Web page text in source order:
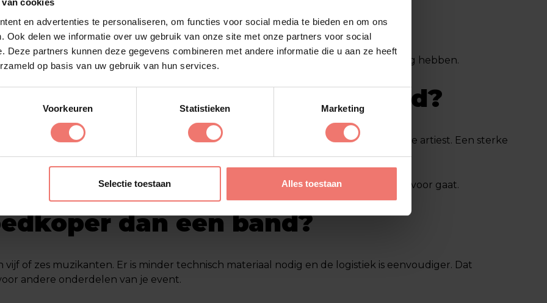
cookies
en advertenties te personaliseren, om functies voor social media te bieden en om ons
Ook delen we informatie over uw gebruik van onze site met onze partners voor social
Deze partners kunnen deze gegevens combineren met andere informatie die u aan ze heeft
op basis van uw gebruik van hun services.
Voorkeuren Statistieken Marketing
Selectie toestaan Alles toestaan
entertainment gewenst is zonder gedoe
mensen om te coördineren. Voor veel organisatoren is dat precies wat ze nodig hebben.
minder goed dan een liveband?
antwoord is: nee, niet per se. De kwaliteit van een tape act staat of valt met de artiest. Een sterke
kan een zaal net zo goed op z'n kop zetten als een volledige band.
het kent. Gewoon de nummers die iedereen herkent, met een artiest die er vol voor gaat.
dan een band?
vijf of zes muzikanten. Er is minder technisch materiaal nodig en de logistiek is eenvoudiger. Dat
andere onderdelen van je event.